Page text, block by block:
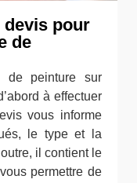
devis pour
de
de peinture sur
à effectuer
vous informe
le type et la
il contient le
permettre de